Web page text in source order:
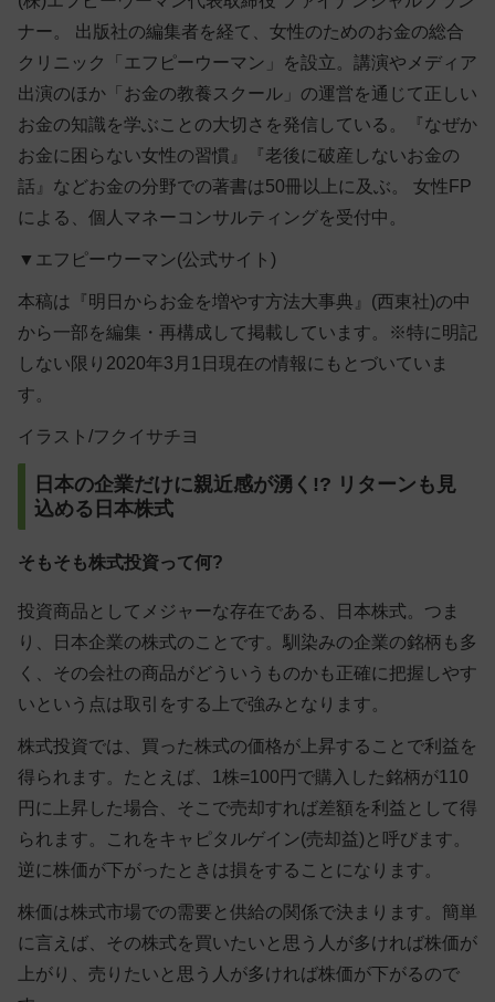
ナー。 出版社の編集者を経て、女性のためのお金の総合
クリニック「エフピーウーマン」を設立。講演やメディア
出演のほか「お金の教養スクール」の運営を通じて正しい
お金の知識を学ぶことの大切さを発信している。『なぜか
お金に困らない女性の習慣』『老後に破産しないお金の
話』などお金の分野での著書は50冊以上に及ぶ。 女性FP
による、個人マネーコンサルティングを受付中。
▼エフピーウーマン(公式サイト)
本稿は『明日からお金を増やす方法大事典』(西東社)の中
から一部を編集・再構成して掲載しています。※特に明記
しない限り2020年3月1日現在の情報にもとづいていま
す。
イラスト/フクイサチヨ
日本の企業だけに親近感が湧く!? リターンも見
込める日本株式
そもそも株式投資って何?
投資商品としてメジャーな存在である、日本株式。つま
り、日本企業の株式のことです。馴染みの企業の銘柄も多
く、その会社の商品がどういうものかも正確に把握しやす
いという点は取引をする上で強みとなります。
株式投資では、買った株式の価格が上昇することで利益を
得られます。 たとえば、1株=100円で購入した銘柄が110
円に上昇した場合、そこで売却すれば差額を利益として得
られます。これをキャピタルゲイン(売却益)と呼びます。
逆に株価が下がったときは損をすることになります。
株価は株式市場での需要と供給の関係で決まります。簡単
に言えば、その株式を買いたいと思う人が多ければ株価が
上がり、売りたいと思う人が多ければ株価が下がるので